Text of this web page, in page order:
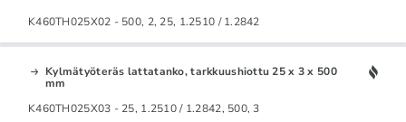
K460TH025X02 - 500, 2, 25, 1.2510 / 1.2842
Kylmätyöteräs lattatanko, tarkkuushiottu 25 x 3 x 500
mm
K460TH025X03 - 25, 1.2510 / 1.2842, 500, 3